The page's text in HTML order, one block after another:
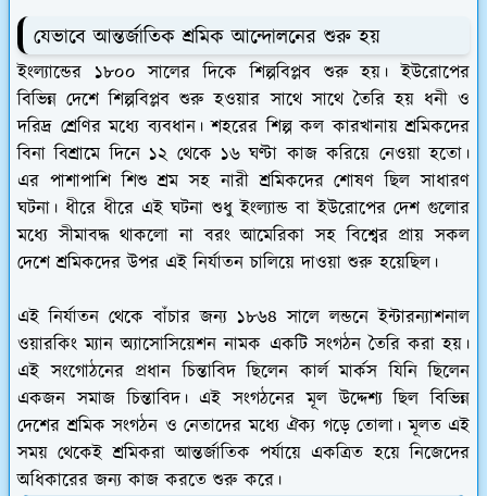
যেভাবে আন্তর্জাতিক শ্রমিক আন্দোলনের শুরু হয়
ইংল্যান্ডের ১৮০০ সালের দিকে শিল্পবিপ্লব শুরু হয়। ইউরোপের
বিভিন্ন দেশে শিল্পবিপ্লব শুরু হওয়ার সাথে সাথে তৈরি হয় ধনী ও
দরিদ্র শ্রেণির মধ্যে ব্যবধান। শহরের শিল্প কল কারখানায় শ্রমিকদের
বিনা বিশ্রামে দিনে ১২ থেকে ১৬ ঘণ্টা কাজ করিয়ে নেওয়া হতো।
এর পাশাপাশি শিশু শ্রম সহ নারী শ্রমিকদের শোষণ ছিল সাধারণ
ঘটনা। ধীরে ধীরে এই ঘটনা শুধু ইংল্যান্ড বা ইউরোপের দেশ গুলোর
মধ্যে সীমাবদ্ধ থাকলো না বরং আমেরিকা সহ বিশ্বের প্রায় সকল
দেশে শ্রমিকদের উপর এই নির্যাতন চালিয়ে দাওয়া শুরু হয়েছিল।
এই নির্যাতন থেকে বাঁচার জন্য ১৮৬৪ সালে লন্ডনে ইন্টারন্যাশনাল
ওয়ারকিং ম্যান অ্যাসোসিয়েশন নামক একটি সংগঠন তৈরি করা হয়।
এই সংগোঠনের প্রধান চিন্তাবিদ ছিলেন কার্ল মার্কস যিনি ছিলেন
একজন সমাজ চিন্তাবিদ। এই সংগঠনের মূল উদ্দেশ্য ছিল বিভিন্ন
দেশের শ্রমিক সংগঠন ও নেতাদের মধ্যে ঐক্য গড়ে তোলা। মূলত এই
সময় থেকেই শ্রমিকরা আন্তর্জাতিক পর্যায়ে একত্রিত হয়ে নিজেদের
অধিকারের জন্য কাজ করতে শুরু করে।